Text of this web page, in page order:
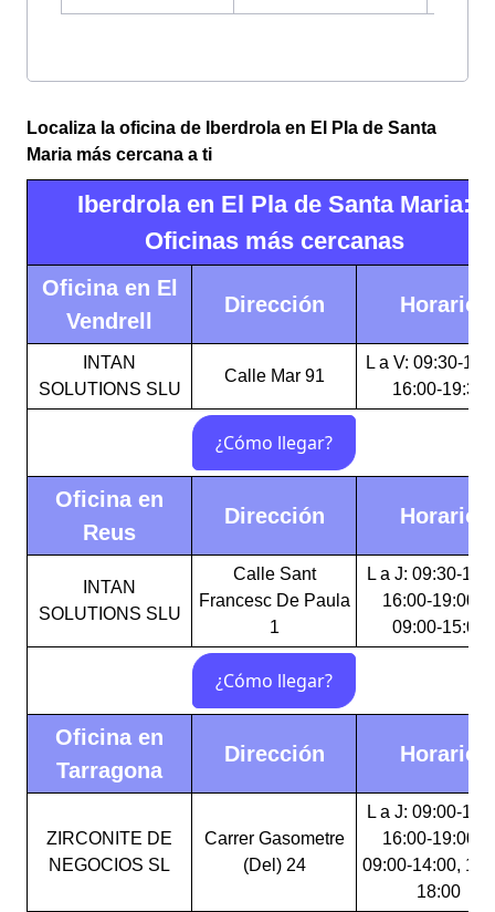
Localiza la oficina de Iberdrola en El Pla de Santa
Maria más cercana a ti
Iberdrola en El Pla de Santa Maria:
Oficinas más cercanas
Oficina en El
Vendrell
Dirección Horario
INTAN
SOLUTIONS SLU
Calle Mar 91
L a V: 09:30-
16:00-19:30
Oficina en
Reus
Dirección Horario
INTAN
SOLUTIONS SLU
Calle Sant
Francesc De Paula
1
L a J: 09:30-
16:00-19:00 V:
09:00-15:00
Oficina en
Tarragona
Dirección Horario
ZIRCONITE DE
NEGOCIOS SL
Carrer Gasometre
(Del) 24
L a J: 09:00-
16:00-19:00 V:
09:00-14:00,
18:00